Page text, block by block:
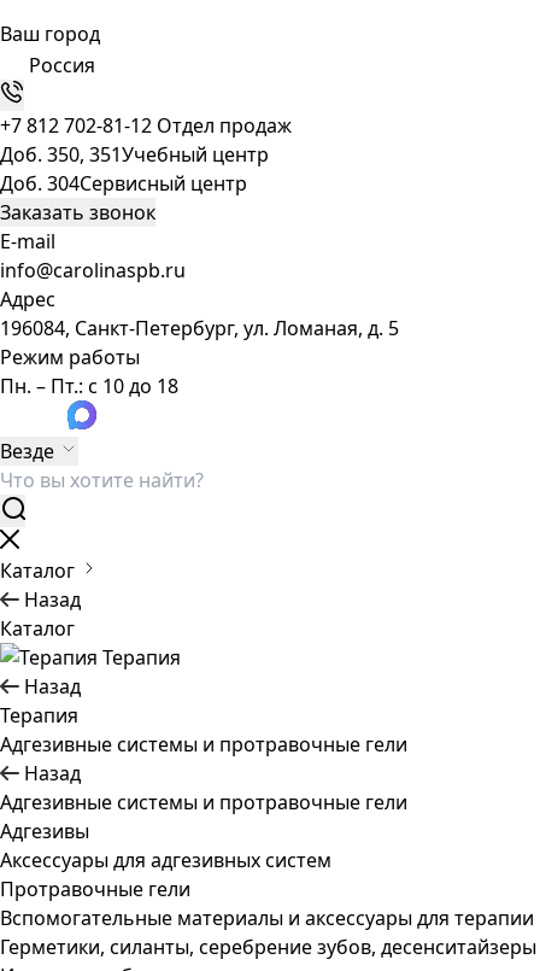
Ваш город
Россия
+7 812 702-81-12 Отдел продаж
Доб. 350, 351Учебный центр
Доб. 304Сервисный центр
Заказать звонок
E-mail
info@carolinaspb.ru
Адрес
196084, Санкт-Петербург, ул. Ломаная, д. 5
Режим работы
Пн. – Пт.: с 10 до 18
Везде
Каталог
Назад
Каталог
Терапия
Назад
Терапия
Адгезивные системы и протравочные гели
Назад
Адгезивные системы и протравочные гели
Адгезивы
Аксессуары для адгезивных систем
Протравочные гели
Вспомогательные материалы и аксессуары для терапии
Герметики, силанты, серебрение зубов, десенситайзеры